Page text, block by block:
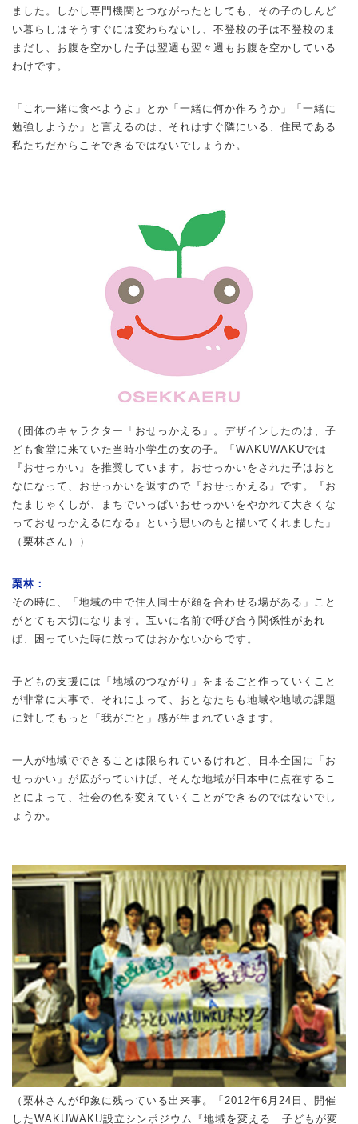
ました。しかし専門機関とつながったとしても、その子のしんど
い暮らしはそうすぐには変わらないし、不登校の子は不登校のま
まだし、お腹を空かした子は翌週も翌々週もお腹を空かしている
わけです。
「これ一緒に食べようよ」とか「一緒に何か作ろうか」「一緒に
勉強しようか」と言えるのは、それはすぐ隣にいる、住民である
私たちだからこそできるではないでしょうか。
（団体のキャラクター「おせっかえる」。デザインしたのは、子
ども食堂に来ていた当時小学生の女の子。「WAKUWAKUでは
『おせっかい』を推奨しています。おせっかいをされた子はおと
なになって、おせっかいを返すので『おせっかえる』です。『お
たまじゃくしが、まちでいっぱいおせっかいをやかれて大きくな
っておせっかえるになる』という思いのもと描いてくれました」
（栗林さん））
栗林：
その時に、「地域の中で住人同士が顔を合わせる場がある」こと
がとても大切になります。互いに名前で呼び合う関係性があれ
ば、困っていた時に放ってはおかないからです。
子どもの支援には「地域のつながり」をまるごと作っていくこと
が非常に大事で、それによって、おとなたちも地域や地域の課題
に対してもっと「我がごと」感が生まれていきます。
一人が地域でできることは限られているけれど、日本全国に「お
せっかい」が広がっていけば、そんな地域が日本中に点在するこ
とによって、社会の色を変えていくことができるのではないでし
ょうか。
（栗林さんが印象に残っている出来事。「2012年6月24日、開催
したWAKUWAKU設立シンポジウム『地域を変える 子どもが変